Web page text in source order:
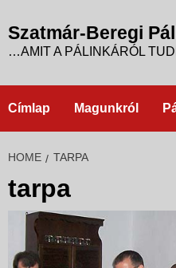
to
content
Szatmár-Beregi
…AMIT A PÁLINKÁRÓL
Címlap Magunkról
HOME TARPA
tarpa